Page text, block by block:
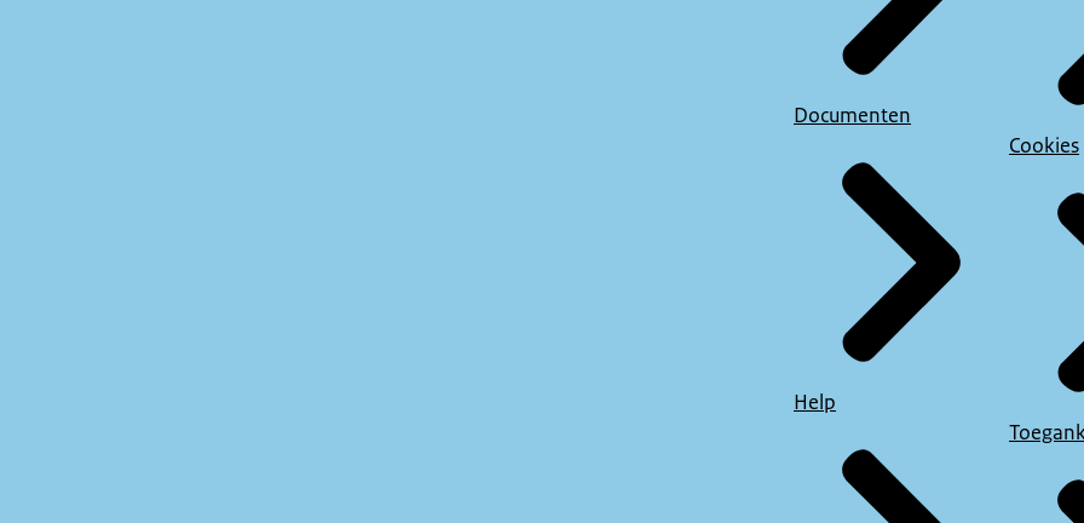
Documenten
Help
Cookies